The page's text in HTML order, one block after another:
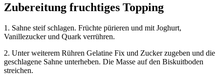
Zubereitung fruchtiges Topping
1. Sahne steif schlagen. Früchte pürieren und mit Joghurt,
Vanillezucker und Quark verrühren.
2. Unter weiterem Rühren Gelatine Fix und Zucker zugeben und die
geschlagene Sahne unterheben. Die Masse auf den Biskuitboden
streichen.